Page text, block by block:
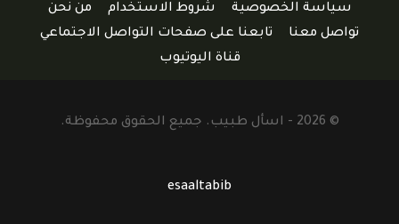
سياسة الخصوصية شروط الاستخدام
من نحن
تواصل معنا
تابعنا على صفحات التواصل الاجتماعي
قناة اليوتيوب
© 2026 - اسأل طبيب. جميع الحقوق محفوظة.
esaaltabib